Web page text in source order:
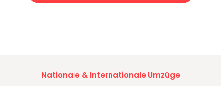
Nationale & Internationale Umzüge